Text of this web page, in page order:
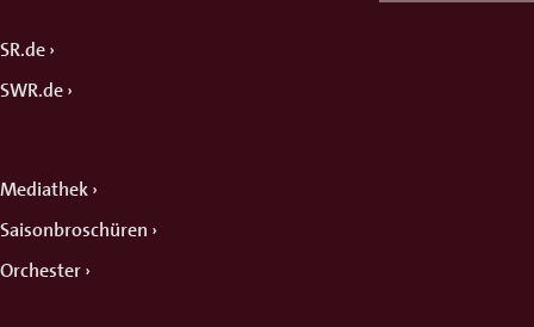
SR.de
SWR.de
Mediathek
Saisonbroschüren
Orchester